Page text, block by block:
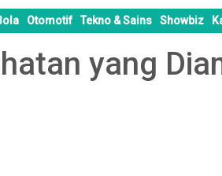
Otomotif Tekno & Sains Showbiz
yang